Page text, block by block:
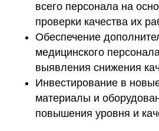
всего персонала на
проверки качества их
Обеспечение
медицинского
выявления снижения
Инвестирование в
материалы и
повышения уровня и